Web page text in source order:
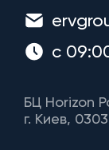
с
БЦ Horizon
г. Киев,